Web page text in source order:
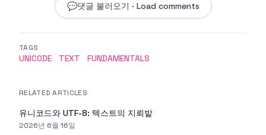
💬댓글 불러오기 · Load comments
TAGS
UNICODE TEXT FUNDAMENTALS
RELATED ARTICLES
유니코드와 UTF-8: 텍스트의 지뢰밭
2026년 6월 16일